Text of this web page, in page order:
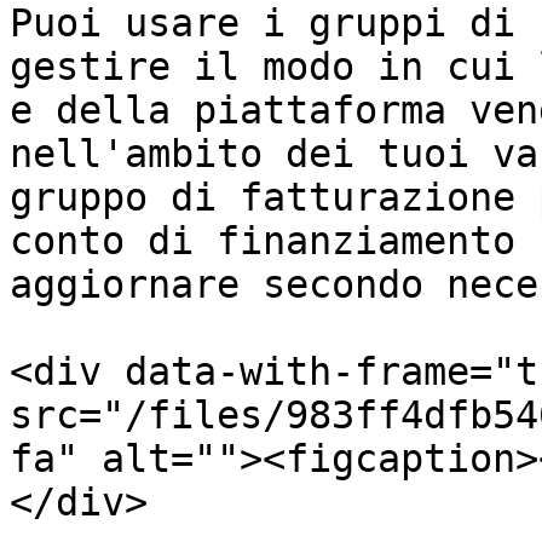
Puoi usare i gruppi
gestire il modo in cui
e della piattaforma
nell'ambito dei tuoi
gruppo di fatturazione
conto di
aggiornare secondo
<div data-with-
src="/files/
fa"
</div>